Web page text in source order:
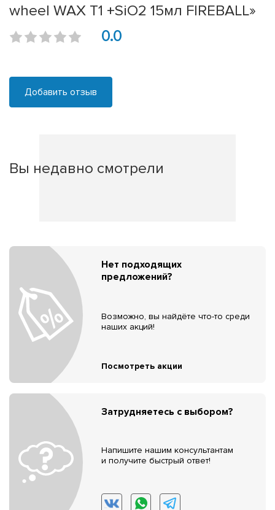
wheel WAX T1 +SiO2 15мл FIREBALL»
0.0
Добавить отзыв
Вы недавно смотрели
Нет подходящих
предложений?
Возможно, вы найдёте что-то среди
наших акций!
Посмотреть акции
Затрудняетесь с выбором?
Напишите нашим консультантам
и получите быстрый ответ!